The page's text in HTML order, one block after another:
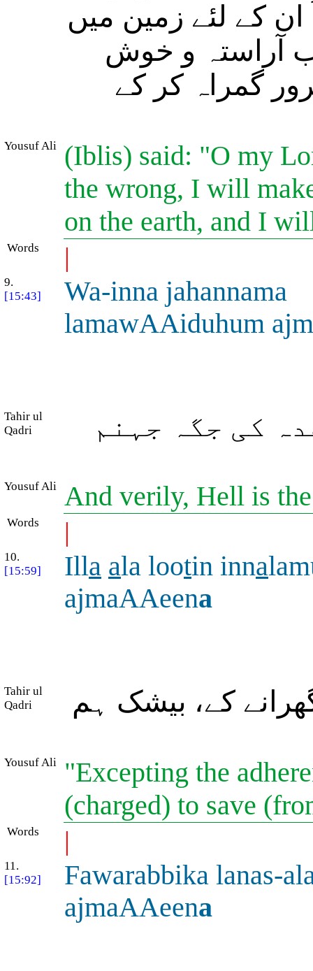
ان کے لئے زمین میں
آراستہ و خوش
گمراہ کر کے
Yousuf Ali
(Iblis) said: "O my
the wrong, I will
on the earth, and I
Words |
9.
[15:43]
Wa-inna jahannama
lamawAAiduhum
Tahir ul
Qadri
کی جگہ جہنم
Yousuf Ali And verily, Hell is
Words |
10.
[15:59]
Illa ala lootin inna
ajmaAAeena
Tahir ul
Qadri
کے، بیشک ہم
Yousuf Ali
"Excepting the
(charged) to save
Words |
11.
[15:92]
Fawarabbika lanas-
ajmaAAeena